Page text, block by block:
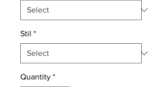
Stil *
Quantity *